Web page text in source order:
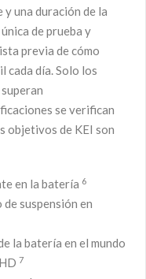
una duración de la
de prueba y
previa de cómo
cada día. Solo los
se verifican
objetivos de KEI son
en la batería 6
suspensión en
la batería en el mundo
7